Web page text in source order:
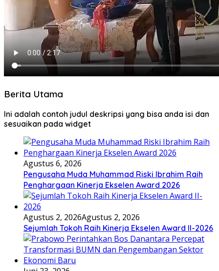
Berita Utama
Ini adalah contoh judul deskripsi yang bisa anda isi dan
sesuaikan pada widget
Agustus 6, 2026
Pengusaha Muda Muhammad Riski Ibrahim Raih
Penghargaan Kinerja Ekselen Award 2026
Agustus 2, 2026Agustus 2, 2026
Sejumlah Tokoh Raih Kinerja Ekselen Award II-2026